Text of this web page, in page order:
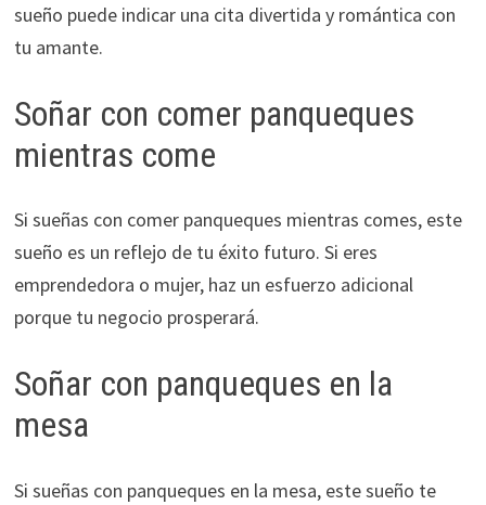
sueño puede indicar una cita divertida y romántica con
tu amante.
Soñar con comer panqueques
mientras come
Si sueñas con comer panqueques mientras comes, este
sueño es un reflejo de tu éxito futuro. Si eres
emprendedora o mujer, haz un esfuerzo adicional
porque tu negocio prosperará.
Soñar con panqueques en la
mesa
Si sueñas con panqueques en la mesa, este sueño te